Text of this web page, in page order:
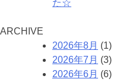
た☆
ARCHIVE
2026年8月 (1)
2026年7月 (3)
2026年6月 (6)